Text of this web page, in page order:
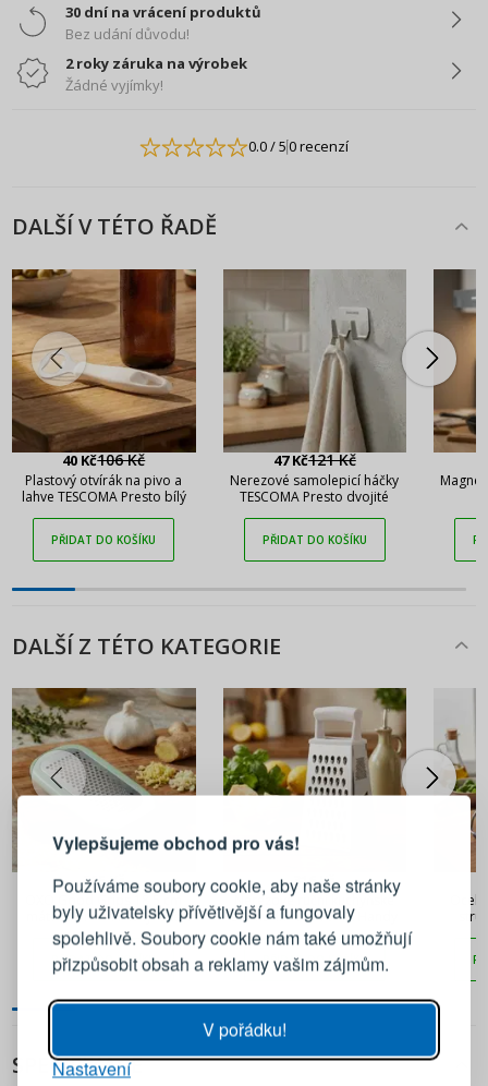
Vylepšujeme obchod pro vás!
Používáme soubory cookie, aby naše stránky
byly uživatelsky přívětivější a fungovaly
spolehlivě. Soubory cookie nám také umožňují
přizpůsobit obsah a reklamy vašim zájmům.
V pořádku!
Nastavení
30 dní na vrácení produktů
Bez udání důvodu!
2 roky záruka na výrobek
Žádné vyjímky!
0.0/ 50 recenzí
DALŠÍ V TÉTO ŘADĚ
40 Kč106 Kč
Plastový otvírák na pivo a
lahve TESCOMA Presto bílý
PŘIDAT DO KOŠÍKU
47 Kč121 Kč
Nerezové samolepicí háčky
TESCOMA Presto dvojité
PŘIDAT DO KOŠÍKU
DALŠÍ Z TÉTO KATEGORIE
385 Kč
mátová - ruční kuchyňské
struhadlo na česnek a zázvor
z nerezové oceli
PŘIDAT DO KOŠÍKU
316 Kč
Nerezové ruční kuchyňské
struhadlo TESCOMA Handy
PŘIDAT DO KOŠÍKU
SPECIFIKACE
PŘIHLÁŠENÍ REGISTRACE
Přihlaste se ke svému účtu
Emailová adresa
PŘIHLÁSIT SE